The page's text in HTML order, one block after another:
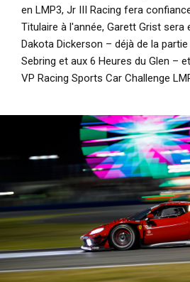
en LMP3, Jr III Racing fera
Titulaire à l'année, Garett Grist
Dakota Dickerson – déjà de la
Sebring et aux 6 Heures du Glen – et
VP Racing Sports Car Challenge